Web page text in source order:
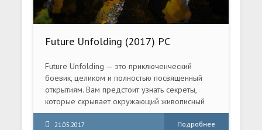
Future Unfolding (2017) PC
Future Unfolding — это приключенческий
боевик, целиком и полностью посвященный
открытиям. Вам предстоит узнать секреты,
которые скрывает окружающий живописный
ландшафт.
21.05.2017 Подробнее